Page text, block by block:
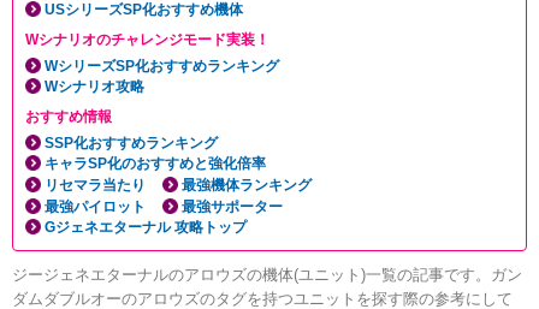
USシリーズSP化おすすめ機体
Wシナリオのチャレンジモード実装！
WシリーズSP化おすすめランキング
Wシナリオ攻略
おすすめ情報
SSP化おすすめランキング
キャラSP化のおすすめと強化倍率
リセマラ当たり
最強機体ランキング
最強パイロット
最強サポーター
Gジェネエターナル 攻略トップ
ジージェネエターナルのアロウズの機体(ユニット)一覧の記事です。ガン
ダムダブルオーのアロウズのタグを持つユニットを探す際の参考にして